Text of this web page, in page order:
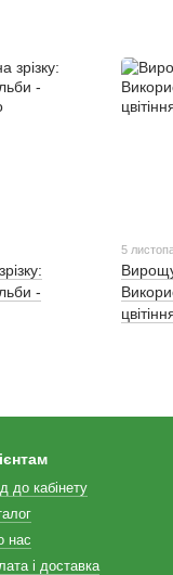
-
5
до кабінету
нас
і доставка